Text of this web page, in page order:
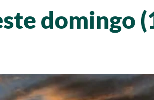
domingo